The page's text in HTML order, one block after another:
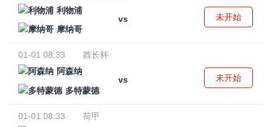
利物浦
vs
摩纳哥
未开始
01-01 08:33
酋长杯
阿森纳
vs
多特蒙德
未开始
01-01 08:33
荷甲